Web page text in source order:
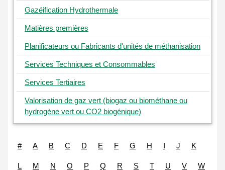
Gazéification Hydrothermale
Matières premières
Planificateurs ou Fabricants d'unités de méthanisation
Services Techniques et Consommables
Services Tertiaires
Valorisation de gaz vert (biogaz ou biométhane ou
hydrogène vert ou CO2 biogénique)
# A B C D E F G H I J K
L M N O P Q R S T U V W